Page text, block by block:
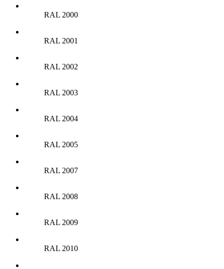
RAL 2000
RAL 2001
RAL 2002
RAL 2003
RAL 2004
RAL 2005
RAL 2007
RAL 2008
RAL 2009
RAL 2010